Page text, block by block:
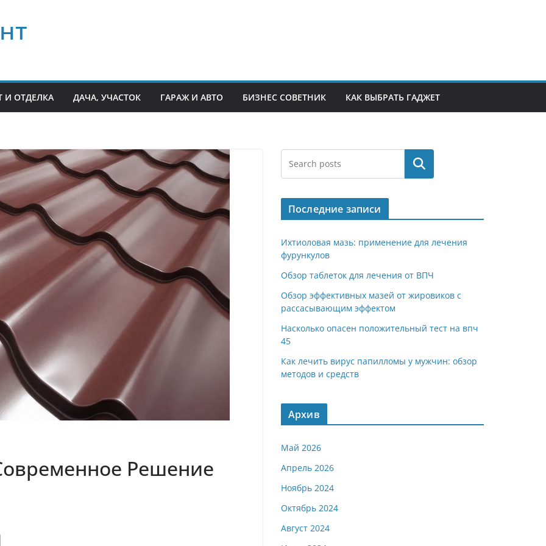
И ОТДЕЛКА ДАЧА, УЧАСТОК ГАРАЖ И АВТО БИЗНЕС СОВЕТНИК КАК ВЫБРАТЬ ГАДЖЕТ
Решение
Поиск
Последние записи
Ихтиоловая мазь: применение для лечения
фурункулов
Обзор таблеток для лечения от ВПЧ
Обзор эффективных мазей от жировиков с
рассасывающим эффектом
Насколько опасен положительный тест на впч
45
Как лечить вирус папилломы у мужчин: обзор
методов и средств
Архив
Май 2026
Апрель 2026
Ноябрь 2024
Октябрь 2024
Август 2024